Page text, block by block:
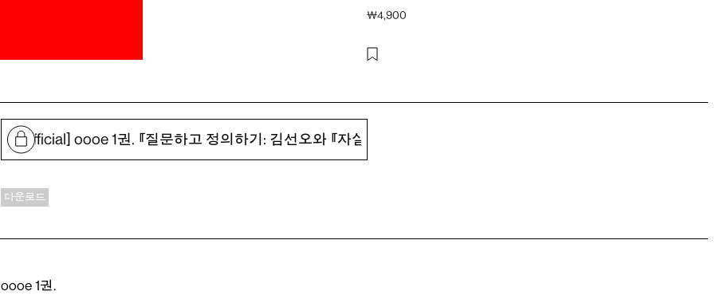
₩4,900
[official] oooe 1권. 『질문하고 정의하기: 김선오와 『자살』 그리고 한 편의 시를 쓰는 법』
다운로드
oooe 1권.